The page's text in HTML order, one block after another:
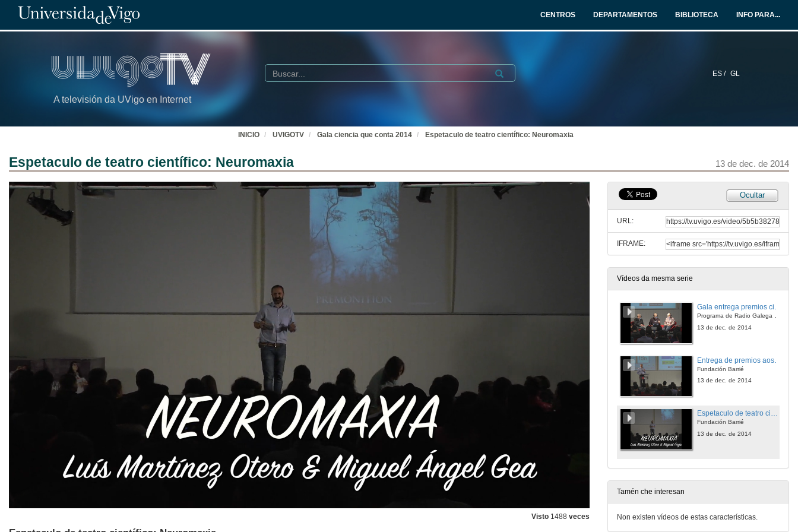
CENTROS DEPARTAMENTOS BIBLIOTECA INFO PARA...
A televisión da UVigo en Internet
ES / GL
Buscar Submit
INICIO UVIGOTV Gala ciencia que conta 2014 Espetaculo de teatro científico: Neuromaxia
Espetaculo de teatro científico: Neuromaxia 13 de dec. de 2014
Visto 1488 veces
Ocultar
URL:
IFRAME:
Vídeos da mesma serie
Gala entrega premios ciencia que conta 2014. Fundación Barrié
Programa de Radio Galega "Efervescencia"
13 de dec. de 2014
Fundación Barrié
13 de dec. de 2014
Espetaculo de teatro científico: Neuromaxia
Fundación Barrié
13 de dec. de 2014
Tamén che interesan
Non existen vídeos de estas características.